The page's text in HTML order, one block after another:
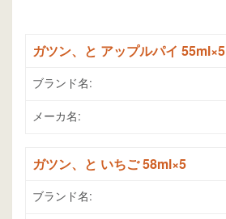
ガツン、と アップルパイ 55ml×5
ブランド名:
メーカ名:
ガツン、と いちご 58ml×5
ブランド名: